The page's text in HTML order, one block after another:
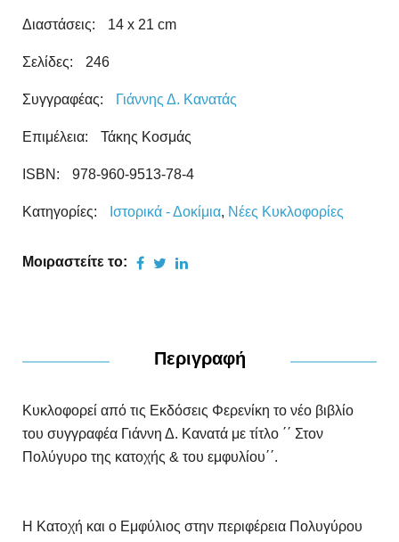
Διαστάσεις: 14 x 21 cm
Σελίδες: 246
Συγγραφέας: Γιάννης Δ. Κανατάς
Επιμέλεια: Τάκης Κοσμάς
ISBN: 978-960-9513-78-4
Κατηγορίες: Ιστορικά - Δοκίμια, Νέες Kυκλοφορίες
Μοιραστείτε το:
Περιγραφή
Κυκλοφορεί από τις Εκδόσεις Φερενίκη το νέο βιβλίο
του συγγραφέα Γιάννη Δ. Κανατά με τίτλο ΄΄ Στον
Πολύγυρο της κατοχής & του εμφυλίου΄΄.
Η Κατοχή και ο Εμφύλιος στην περιφέρεια Πολυγύρου